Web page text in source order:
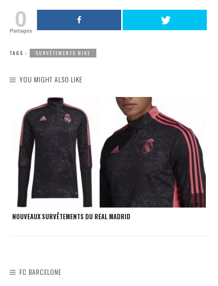
0
Partages
TAGS : SURVÊTEMENTS NIKE
YOU MIGHT ALSO LIKE
NOUVEAUX SURVÊTEMENTS DU REAL MADRID
FC BARCELONE